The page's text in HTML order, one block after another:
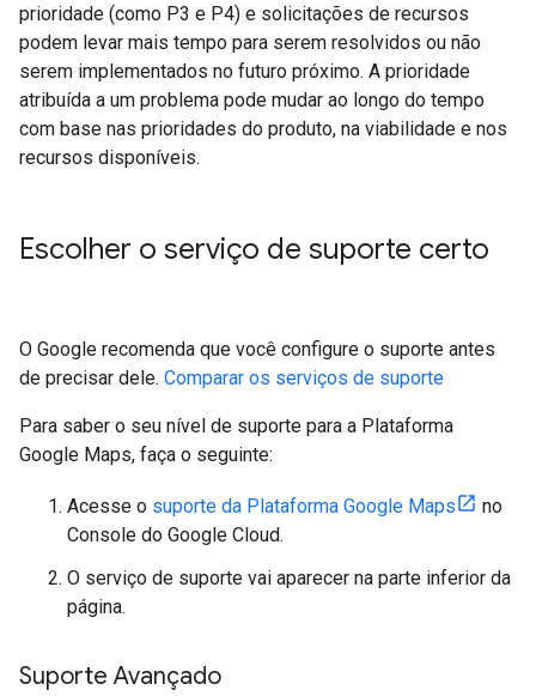
prioridade (como P3 e P4) e solicitações de recursos
podem levar mais tempo para serem resolvidos ou não
serem implementados no futuro próximo. A prioridade
atribuída a um problema pode mudar ao longo do tempo
com base nas prioridades do produto, na viabilidade e nos
recursos disponíveis.
Escolher o serviço de suporte certo
O Google recomenda que você configure o suporte antes
de precisar dele. Comparar os serviços de suporte
Para saber o seu nível de suporte para a Plataforma
Google Maps, faça o seguinte:
Acesse o suporte da Plataforma Google Maps
no
Console do Google Cloud.
O serviço de suporte vai aparecer na parte inferior da
página.
Suporte Avançado